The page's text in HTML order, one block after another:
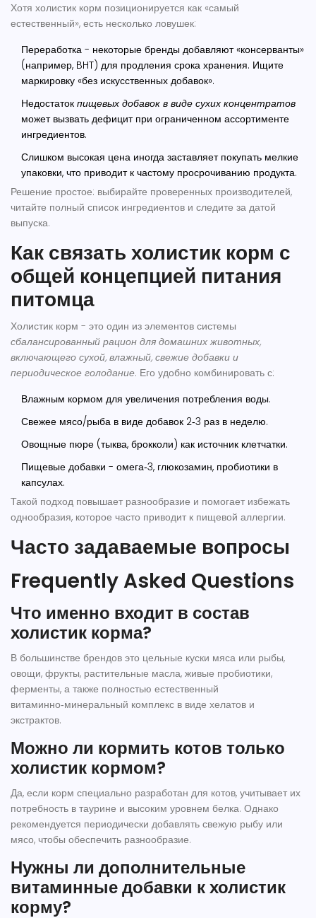
Хотя холистик корм позиционируется как «самый
естественный», есть несколько ловушек:
Переработка - некоторые бренды добавляют «консерванты»
(например, BHT) для продления срока хранения. Ищите
маркировку «без искусственных добавок».
Недостаток пищевых добавок в виде сухих концентратов
может вызвать дефицит при ограниченном ассортименте
ингредиентов.
Слишком высокая цена иногда заставляет покупать мелкие
упаковки, что приводит к частому просрочиванию продукта.
Решение простое: выбирайте проверенных производителей,
читайте полный список ингредиентов и следите за датой
выпуска.
Как связать холистик корм с
общей концепцией питания
питомца
Холистик корм - это один из элементов системы
сбалансированный рацион для домашних животных,
включающего сухой, влажный, свежие добавки и
периодическое голодание. Его удобно комбинировать с:
Влажным кормом для увеличения потребления воды.
Свежее мясо/рыба в виде добавок 2‑3 раз в неделю.
Овощные пюре (тыква, брокколи) как источник клетчатки.
Пищевые добавки - омега‑3, глюкозамин, пробиотики в
капсулах.
Такой подход повышает разнообразие и помогает избежать
однообразия, которое часто приводит к пищевой аллергии.
Часто задаваемые вопросы
Frequently Asked Questions
Что именно входит в состав
холистик корма?
В большинстве брендов это цельные куски мяса или рыбы,
овощи, фрукты, растительные масла, живые пробиотики,
ферменты, а также полностью естественный
витаминно‑минеральный комплекс в виде хелатов и
экстрактов.
Можно ли кормить котов только
холистик кормом?
Да, если корм специально разработан для котов, учитывает их
потребность в таурине и высоким уровнем белка. Однако
рекомендуется периодически добавлять свежую рыбу или
мясо, чтобы обеспечить разнообразие.
Нужны ли дополнительные
витаминные добавки к холистик
корму?